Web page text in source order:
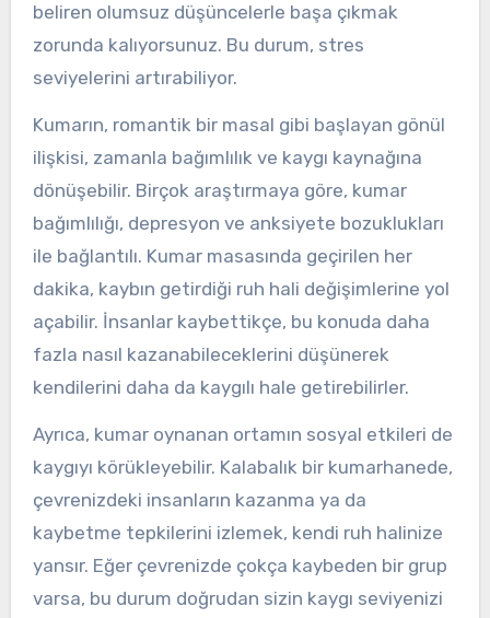
beliren olumsuz düşüncelerle başa çıkmak
zorunda kalıyorsunuz. Bu durum, stres
seviyelerini artırabiliyor.
Kumarın, romantik bir masal gibi başlayan gönül
ilişkisi, zamanla bağımlılık ve kaygı kaynağına
dönüşebilir. Birçok araştırmaya göre, kumar
bağımlılığı, depresyon ve anksiyete bozuklukları
ile bağlantılı. Kumar masasında geçirilen her
dakika, kaybın getirdiği ruh hali değişimlerine yol
açabilir. İnsanlar kaybettikçe, bu konuda daha
fazla nasıl kazanabileceklerini düşünerek
kendilerini daha da kaygılı hale getirebilirler.
Ayrıca, kumar oynanan ortamın sosyal etkileri de
kaygıyı körükleyebilir. Kalabalık bir kumarhanede,
çevrenizdeki insanların kazanma ya da
kaybetme tepkilerini izlemek, kendi ruh halinize
yansır. Eğer çevrenizde çokça kaybeden bir grup
varsa, bu durum doğrudan sizin kaygı seviyenizi